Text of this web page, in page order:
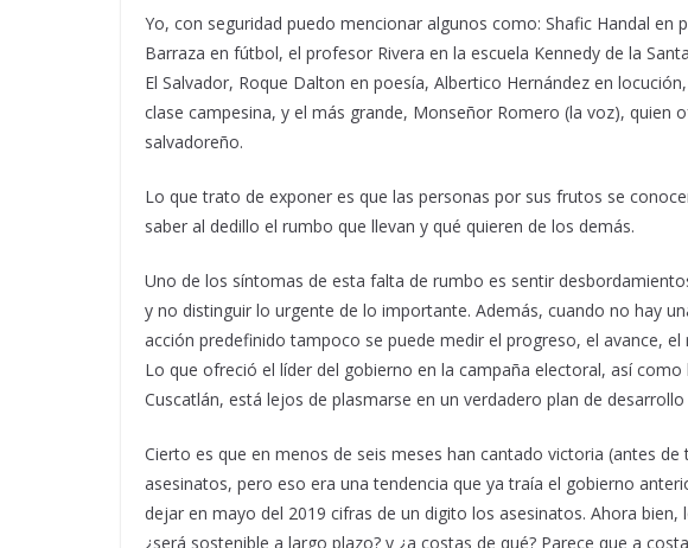
Yo, con seguridad puedo mencionar algunos como: Shafic Handal en
Barraza en fútbol, el profesor Rivera en la escuela Kennedy de la
El Salvador, Roque Dalton en poesía, Albertico Hernández en
clase campesina, y el más grande, Monseñor Romero (la voz), quien
salvadoreño.
Lo que trato de exponer es que las personas por sus frutos se
saber al dedillo el rumbo que llevan y qué quieren de los demás.
Uno de los síntomas de esta falta de rumbo es sentir
y no distinguir lo urgente de lo importante. Además, cuando no hay
acción predefinido tampoco se puede medir el progreso, el avance,
Lo que ofreció el líder del gobierno en la campaña electoral, así
Cuscatlán, está lejos de plasmarse en un verdadero plan de desarrollo
Cierto es que en menos de seis meses han cantado victoria (antes
asesinatos, pero eso era una tendencia que ya traía el gobierno
dejar en mayo del 2019 cifras de un digito los asesinatos. Ahora bien,
¿será sostenible a largo plazo? y ¿a costas de qué? Parece que a